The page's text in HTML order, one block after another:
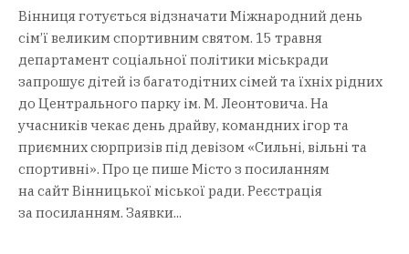
Вінниця готується відзначати Міжнародний день
сім’ї великим спортивним святом. 15 травня
департамент соціальної політики міськради
запрошує дітей із багатодітних сімей та їхніх рідних
до Центрального парку ім. М. Леонтовича. На
учасників чекає день драйву, командних ігор та
приємних сюрпризів під девізом «Сильні, вільні та
спортивні». Про це пише Місто з посиланням
на сайт Вінницької міської ради. Реєстрація
за посиланням. Заявки...